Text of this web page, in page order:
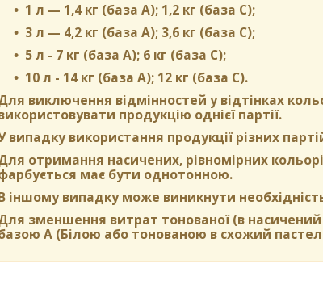
1 л — 1,4 кг (база А); 1,2 кг (база С);
3 л — 4,2 кг (база А); 3,6 кг (база C);
5 л - 7 кг (база А); 6 кг (база С);
10 л - 14 кг (база А); 12 кг (база С).
виключення відмінностей у відтінках
продукцію однієї партії.
випадку використання продукції різних
отримання насичених, рівномірних
має бути однотонною.
іншому випадку може виникнути
зменшення витрат тонованої (в
А (Білою або тонованою в схожий